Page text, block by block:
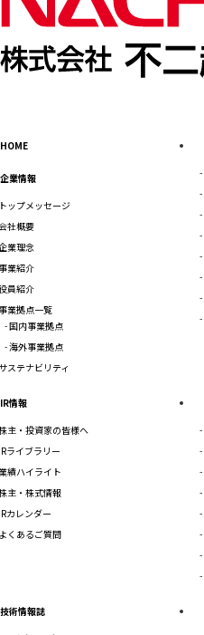
HOME
企業情報
ップメッセージ
社概要
業理念
業紹介
員紹介
業拠点一覧
国内事業拠点
海外事業拠点
ステナビリティ
IR情報
主・投資家の皆様へ
ライブラリー
績ハイライト
主・株式情報
カレンダー
くあるご質問
技術情報誌